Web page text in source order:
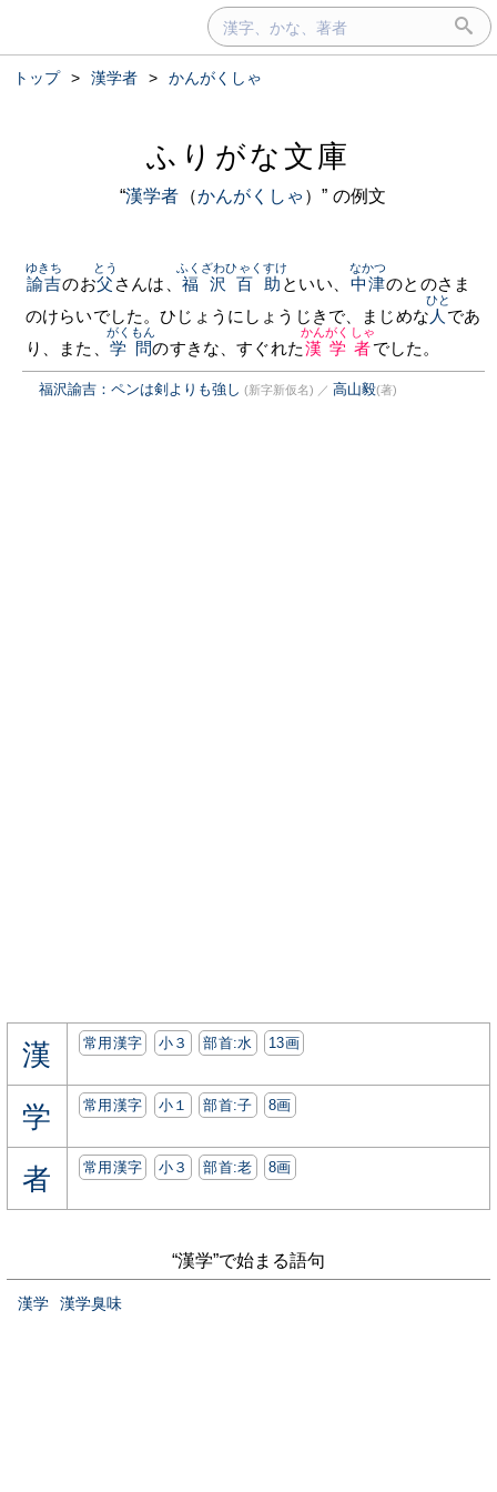
トップ > 漢学者 > かんがくしゃ
ふりがな文庫
“漢学者 （かんがくしゃ ）” の例文
諭吉
ゆきち
のお父
とう
さんは、 福沢百助
ふくざわひゃくすけ
といい、 中津
なかつ
のとのさま
のけらいでした。ひじょうにしょうじきで、まじめな 人
ひと
であ
り、また、 学問
がくもん
のすきな、すぐれた漢学者
かんがくしゃ
でした。
福沢諭吉：ペンは剣よりも強し (新字新仮名) ／ 高山毅(著)
漢 常用漢字 小３ 部首:⽔ 13画
学 常用漢字 小１ 部首:⼦ 8画
者 常用漢字 小３ 部首:⽼ 8画
“漢学”で始まる語句
漢学 漢学臭味